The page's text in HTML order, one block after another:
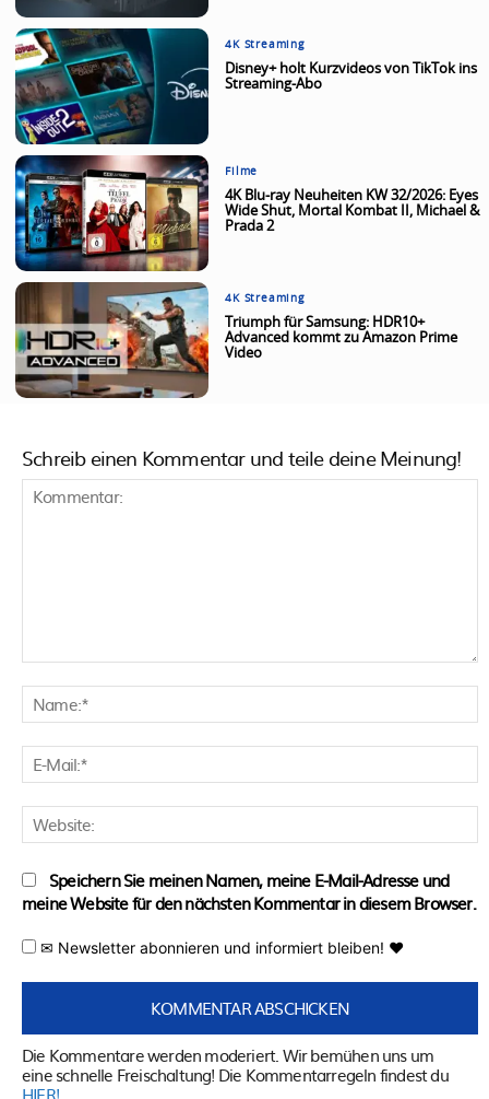
4K Streaming
Disney+ holt Kurzvideos von TikTok ins
Streaming-Abo
Filme
4K Blu-ray Neuheiten KW 32/2026: Eyes
Wide Shut, Mortal Kombat II, Michael &
Prada 2
4K Streaming
Triumph für Samsung: HDR10+
Advanced kommt zu Amazon Prime
Video
Schreib einen Kommentar und teile deine Meinung!
Speichern Sie meinen Namen, meine E-Mail-Adresse und
meine Website für den nächsten Kommentar in diesem Browser.
✉ Newsletter abonnieren und informiert bleiben! ♥
Die Kommentare werden moderiert. Wir bemühen uns um
eine schnelle Freischaltung! Die Kommentarregeln findest du
HIER!